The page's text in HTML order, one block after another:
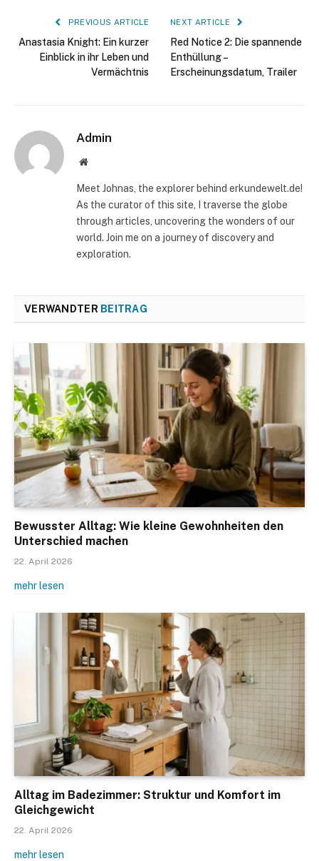
PREVIOUS ARTICLE
Anastasia Knight: Ein kurzer
Einblick in ihr Leben und
Vermächtnis
NEXT ARTICLE
Red Notice 2: Die spannende
Enthüllung –
Erscheinungsdatum, Trailer
Admin
Website
Meet Johnas, the explorer behind erkundewelt.de!
As the curator of this site, I traverse the globe
through articles, uncovering the wonders of our
world. Join me on a journey of discovery and
exploration.
VERWANDTER BEITRAG
Bewusster Alltag: Wie kleine Gewohnheiten den
Unterschied machen
22. April 2026
mehr lesen
Alltag im Badezimmer: Struktur und Komfort im
Gleichgewicht
22. April 2026
mehr lesen